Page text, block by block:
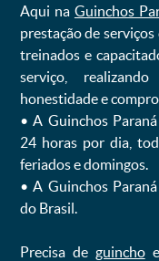
Aqui na Guinchos
prestação de
treinados e
serviço,
honestidade e
ㅤㅤ• A Guinchos
24 horas por dia,
feriados e domingos.
ㅤㅤ• A Guinchos
do Brasil.
Precisa de guinchoe